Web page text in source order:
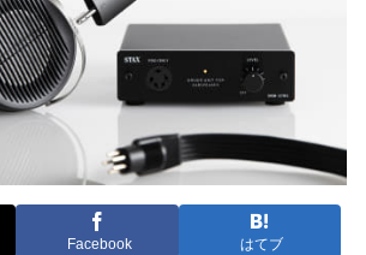
Facebook はてブ